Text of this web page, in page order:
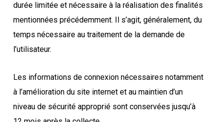
durée limitée et nécessaire à la réalisation des finalités
mentionnées précédemment. Il s’agit, généralement, du
temps nécessaire au traitement de la demande de
l’utilisateur.
Les informations de connexion nécessaires notamment
à l’amélioration du site internet et au maintien d’un
niveau de sécurité approprié sont conservées jusqu’à